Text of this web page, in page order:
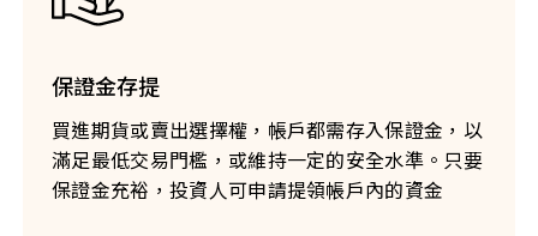
保證金存提
買進期貨或賣出選擇權，帳戶都需存入保證金，以
滿足最低交易門檻，或維持一定的安全水準。只要
保證金充裕，投資人可申請提領帳戶內的資金